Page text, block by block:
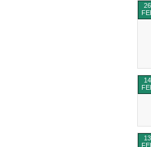
26
14
13